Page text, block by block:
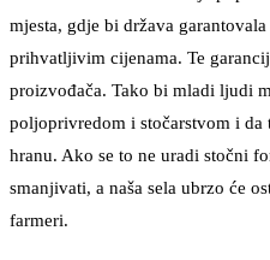
mjesta, gdje bi država
prihvatljivim cijenama. Te
proizvođača. Tako bi mladi ljudi
poljoprivredom i stočarstvom i da
hranu. Ako se to ne uradi stočni
smanjivati, a naša sela ubrzo će
farmeri.